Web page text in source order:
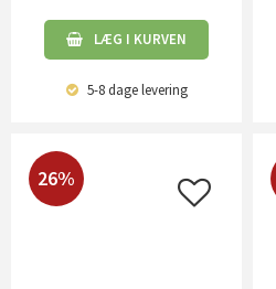
LÆG I KURVEN
5-8 dagelevering
26%